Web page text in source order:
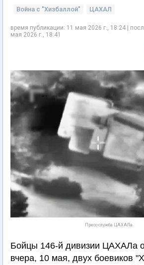
Война с "Хизбаллой" ЦАХАЛ
время публикации: 11 мая 2026 г., 18:24 |
мая 2026 г., 18:41
Пресс-служба ЦАХАЛа
Бойцы 146-й дивизии ЦАХАЛа
вчера, 10 мая, двух боевиков